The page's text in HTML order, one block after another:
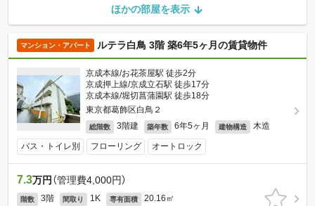
ほかの部屋を表示
マンション・アパート ルテラ白鳥 3階 築6年5ヶ月の賃貸物件
京成本線/お花茶屋駅 徒歩2分
京成押上線/京成立石駅 徒歩17分
京成本線/堀切菖蒲園駅 徒歩18分
東京都葛飾区白鳥２
総階数 3階建 築年数 6年5ヶ月 建物構造 木造
バス・トイレ別 フローリング オートロック
7.3万円 （管理費4,000円）
階数 3階 間取り 1K 専有面積 20.16㎡